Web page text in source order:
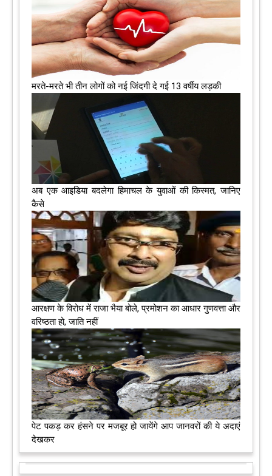
मरते-मरते भी तीन लोगों को नई जिंदगी दे गई 13 वर्षीय लड़की
अब एक आइडिया बदलेगा हिमाचल के युवाओं की किस्मत, जानिए
कैसे
आरक्षण के विरोध में राजा भैया बोले, प्रमोशन का आधार गुणवत्ता और
वरिष्ठता हो, जाति नहीं
पेट पकड़ कर हंसने पर मजबूर हो जायेंगे आप जानवरों की ये अदाएं
देखकर